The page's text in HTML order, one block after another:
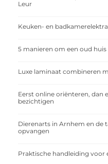
Leur
Keuken- en
5 manieren om een oud
Luxe laminaat combineren
Eerst online oriënteren, dan
bezichtigen
Dierenarts in Arnhem en de
opvangen
Praktische handleiding voor